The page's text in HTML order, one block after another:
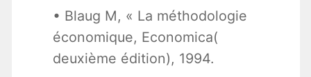
• Blaug M, « La méthodologie
économique, Economica(
deuxième édition), 1994.